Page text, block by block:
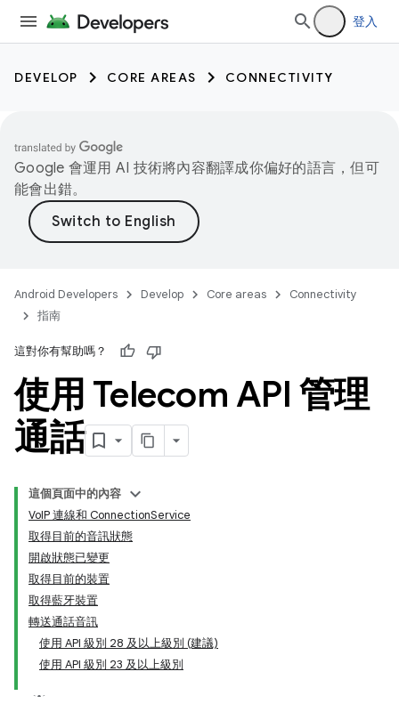
登入
DEVELOP CORE AREAS CONNECTIVITY
Google 會運用 AI 技術將內容翻譯成你偏好的語言，但可
能會出錯。
Android Developers Develop Core areas
Connectivity
指南
這對你有幫助嗎？
使用 Telecom API 管理
通話
這個頁面中的內容
VoIP 連線和 ConnectionService
取得目前的音訊狀態
開啟狀態已變更
取得目前的裝置
取得藍牙裝置
轉送通話音訊
使用 API 級別 28 及以上級別 (建議)
使用 API 級別 23 及以上級別